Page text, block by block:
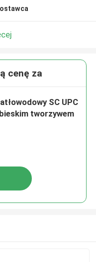
cenę za
SC UPC
tworzywem